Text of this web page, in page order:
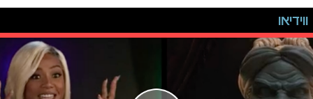
ווידיאו